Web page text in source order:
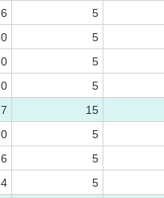
5
5
5
5
15
5
5
5